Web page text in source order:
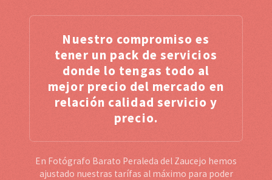
Nuestro compromiso es
tener un pack de servicios
donde lo tengas todo al
mejor precio del mercado en
relación calidad servicio y
precio.
En Fotógrafo Barato Peraleda del Zaucejo hemos
ajustado nuestras tarífas al máximo para poder